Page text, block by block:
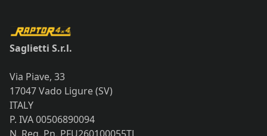
Saglietti S.r.l.
Via Piave, 33
17047 Vado Ligure (SV)
ITALY
P. IVA 00506890094